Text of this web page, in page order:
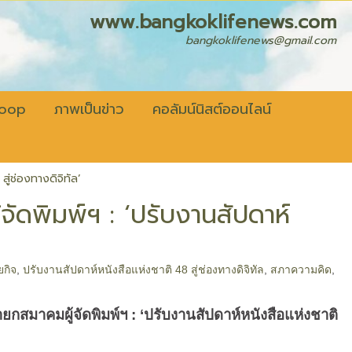
bangkoklifenews@gmail.com
ภาพเป็นข่าว คอลัมน์นิสต์ออนไลน์
ช่องทางดิจิทัล’
ดพิมพ์ฯ : ‘ปรับงานสัปดาห์
กิจ ,ปรับงานสัปดาห์หนังสือแห่งชาติ 48 สู่ช่องทางดิจิทัล สภาความคิด
กสมาคมผู้จัดพิมพ์ฯ : ‘ปรับงานสัปดาห์หนังสือแห่งชาติ